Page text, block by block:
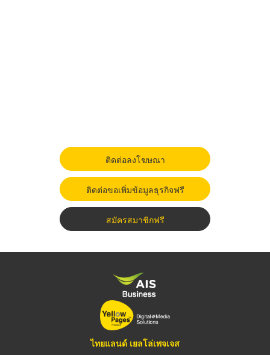
ติดต่อลงโฆษณา
ติดต่อขอเพิ่มข้อมูลธุรกิจฟรี
สมัครสมาชิกฟรี
ไทยแลนด์ เยลโล่เพจเจส